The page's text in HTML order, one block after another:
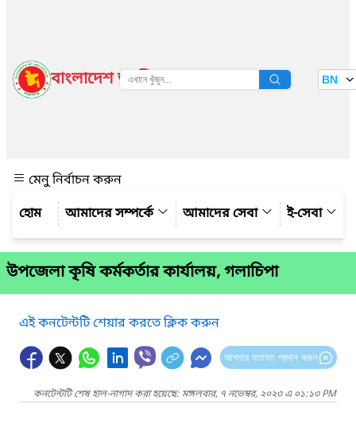
বাংলাদেশ জাতীয় তথ্য বাতায়ন BN
মেনু নির্বাচন করুন
আমাদের সম্পর্কে
আমাদের সেবা ই-সেবা
উপজেলা কৃষি কর্মকর্তার কার্যালয়, গলাচিপা
এই কনটেন্টটি শেয়ার করতে ক্লিক করুন
আপনার মতামত প্রদান করুন
কনটেন্টটি শেষ হাল-নাগাদ করা হয়েছে: মঙ্গলবার, ৭ নভেম্বর, ২০২৩ এ ০১:১৩ PM